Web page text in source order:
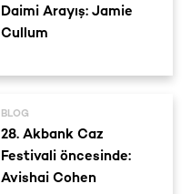
Daimi Arayış: Jamie
Cullum
BLOG
28. Akbank Caz
Festivali öncesinde:
Avishai Cohen